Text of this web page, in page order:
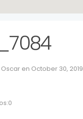
en October 30, 2019